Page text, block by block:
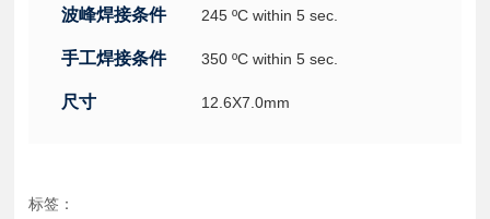
波峰焊接条件 245 ºC within 5 sec.
手工焊接条件 350 ºC within 5 sec.
尺寸 12.6X7.0mm
标签：